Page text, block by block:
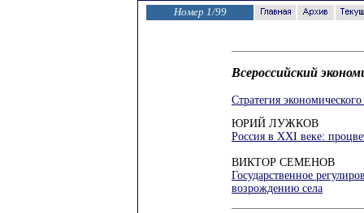
Номер 1/99
Всероссийский
Стратегия
ЮРИЙ ЛУЖКОВ
Россия в XXI веке:
ВИКТОР СЕМЕНОВ
Государственное
возрождению села